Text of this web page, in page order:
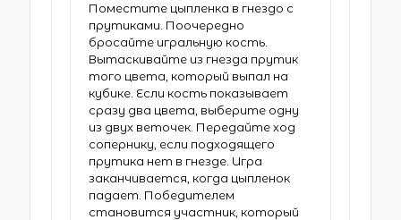
Поместите цыпленка в гнездо с
прутиками. Поочередно
бросайте игральную кость.
Вытаскивайте из гнезда прутик
того цвета, который выпал на
кубике. Если кость показывает
сразу два цвета, выберите одну
из двух веточек. Передайте ход
сопернику, если подходящего
прутика нет в гнезде. Игра
заканчивается, когда цыпленок
падает. Победителем
становится участник, который